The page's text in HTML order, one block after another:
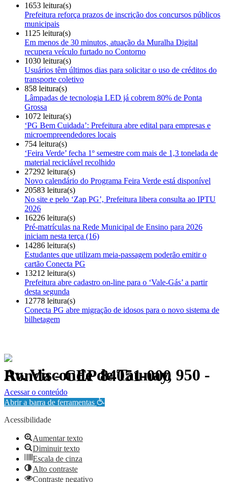
1653 leitura(s)
Prefeitura reforça prazos de inscrição dos concursos públicos
municipais
1125 leitura(s)
Em menos de 30 minutos, atuação da Muralha Digital
recupera veículo furtado no Contorno
1030 leitura(s)
Usuários têm últimos dias para solicitar o uso de créditos do
transporte coletivo
858 leitura(s)
Lâmpadas de tecnologia LED já cobrem 80% de Ponta
Grossa
1072 leitura(s)
‘PG Bem Cuidada’: Prefeitura abre edital para empresas e
microempreendedores locais
754 leitura(s)
‘Feira Verde’ fecha 1º semestre com mais de 1,3 tonelada de
material reciclável recolhido
27292 leitura(s)
Novo calendário do Programa Feira Verde está disponível
20583 leitura(s)
No site e pelo ‘Zap PG’, Prefeitura libera consulta ao IPTU
2026
16226 leitura(s)
Pré-matrículas na Rede Municipal de Ensino para 2026
iniciam nesta terça (16)
14286 leitura(s)
Estudantes que utilizam meia-passagem poderão emitir o
cartão Conecta PG
13212 leitura(s)
Prefeitura abre cadastro on-line para o ‘Vale-Gás’ a partir
desta segunda
12778 leitura(s)
Conecta PG abre migração de idosos para o novo sistema de
bilhetagem
Av. Visconde de Taunay, 950 - Ronda - CEP 84051-000
Política de Privacidade.
Acessar o conteúdo
Abrir a barra de ferramentas
Acessibilidade
Aumentar texto
Diminuir texto
Escala de cinza
Alto contraste
Contraste negativo